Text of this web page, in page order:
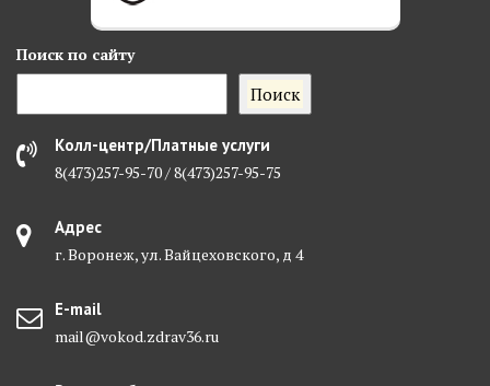
Поиск по сайту
Поиск
Колл-центр/Платные услуги
8(473)257-95-70 / 8(473)257-95-75
Адрес
г. Воронеж, ул. Вайцеховского, д 4
E-mail
mail@vokod.zdrav36.ru